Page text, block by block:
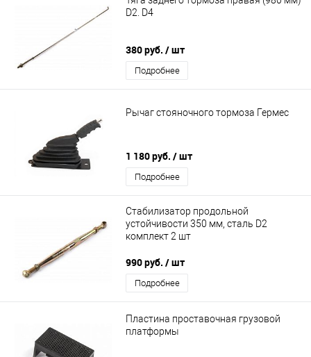
D2. D4
380 руб. / шт
Подробнее
Рычаг стояночного тормоза Гермес
1 180 руб. / шт
Подробнее
Стабилизатор продольной
устойчивости 350 мм, сталь D2
комплект 2 шт
990 руб. / шт
Подробнее
Пластина проставочная грузовой
платформы